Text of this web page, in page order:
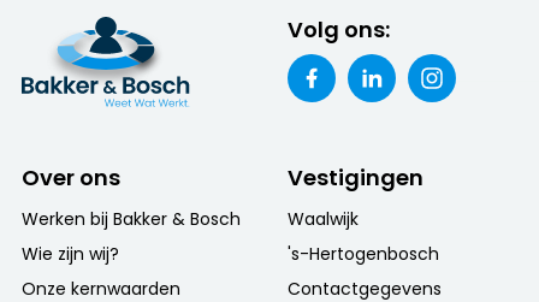
Volg ons:
Over ons
Werken bij Bakker & Bosch
Wie zijn wij?
Onze kernwaarden
Vestigingen
Waalwijk
's-Hertogenbosch
Contactgegevens